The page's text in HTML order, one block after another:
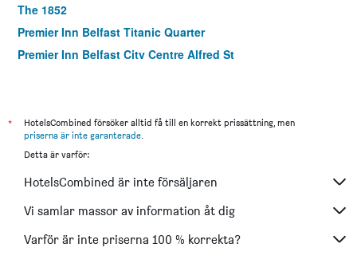
The 1852
Premier Inn Belfast Titanic Quarter
Premier Inn Belfast City Centre Alfred St
innbelfast
Ivanhoe Inn & Hotel Belfast
*
HotelsCombined försöker alltid få till en korrekt prissättning, men
priserna är inte garanterade.
Detta är varför:
HotelsCombined är inte försäljaren
Vi samlar massor av information åt dig
Varför är inte priserna 100 % korrekta?